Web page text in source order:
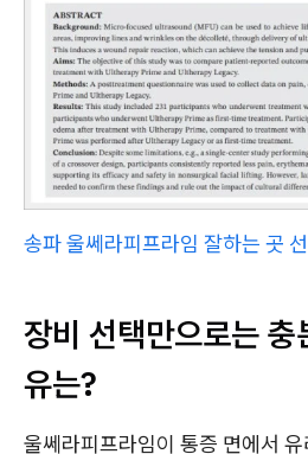
송파 울쎄라피프라임 잘하는 곳
장비 선택만으로는 충
유는?
울쎄라피프라임이 통증 면에서